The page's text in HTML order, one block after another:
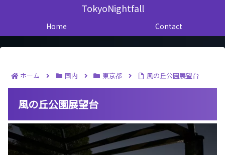
TokyoNightfall
Home Contact
ホーム 国内 東京都 風の丘公園展望台
風の丘公園展望台